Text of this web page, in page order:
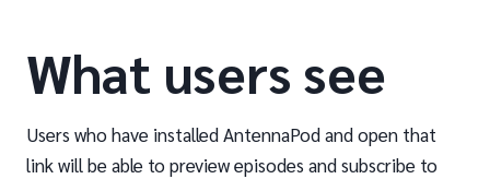
What users see
Users who have installed AntennaPod and open that
link will be able to preview episodes and subscribe to